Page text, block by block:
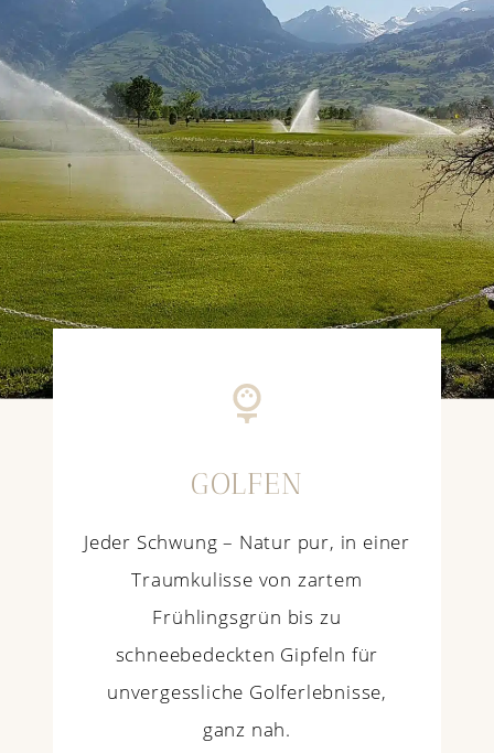
GOLFEN
Jeder Schwung – Natur pur, in einer
Traumkulisse von zartem
Frühlingsgrün bis zu
schneebedeckten Gipfeln für
unvergessliche Golferlebnisse,
ganz nah.